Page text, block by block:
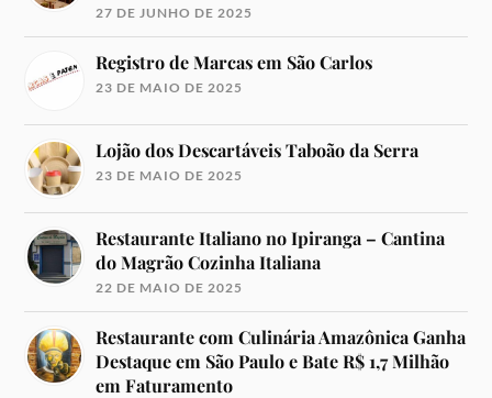
27 DE JUNHO DE 2025
Registro de Marcas em São Carlos
23 DE MAIO DE 2025
Lojão dos Descartáveis Taboão da Serra
23 DE MAIO DE 2025
Restaurante Italiano no Ipiranga – Cantina
do Magrão Cozinha Italiana
22 DE MAIO DE 2025
Restaurante com Culinária Amazônica Ganha
Destaque em São Paulo e Bate R$ 1,7 Milhão
em Faturamento